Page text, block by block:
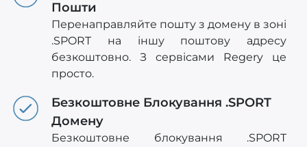
Пошти
Перенаправляйте пошту з домену в зоні
.SPORT на іншу поштову адресу
безкоштовно. З сервісами Regery це
просто.
Безкоштовне Блокування .SPORT
Домену
Безкоштовне блокування .SPORT